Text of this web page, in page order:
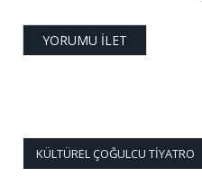
KÜLTÜREL ÇOĞULCU TIYATRO